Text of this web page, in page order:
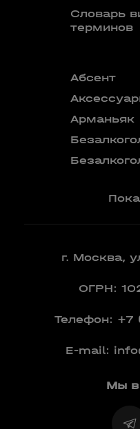
Словарь
терминов
Абсент
Арманьяк
г. Москва,
ОГРН:
Телефон: +7
E-mail:
Мы в